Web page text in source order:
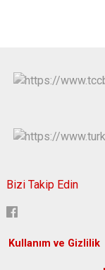
Bizi Takip Edin
Kullanım ve Gizlilik